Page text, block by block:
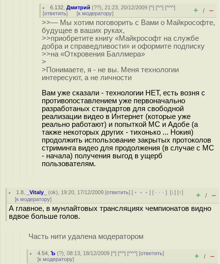
6.132 ,Дмитрий (??), 21:23, 20/12/2009 [^] [^^] [^^^]
[ответить] [к модератору] + / –
>>— Мы хотим поговорить с Вами о Майкрософте,
будущее в ваших руках,
>>приобретите книгу «Майкрософт на службе
добра и справедливости» и оформите подписку
>>на «Откровения Баллмера»
>
>Понимаете, я - не вы. Меня технологии
интересуют, а не личности
Вам уже сказали - технологии НЕТ, есть возня с
противопоставлением уже первоначально
разработаных стандартов для свободной
реализации видео в Интернет (которые уже
реально работают) и попыткой МС и Адобе (а
также некоторых других - тихонько ... Нокия)
продолжить использование закрытых протоколов
стриминга видео для продолжения (в случае с МС
- начала) получения выгод в ущерб
пользователям.
1.8 _Vitaly_ (ok), 19:20, 17/12/2009 [ответить] [ ﹢﹢﹢] [ · · ·][↓] [↑]
[к модератору] + / –
А главное, в мунлайтовых трансляциях чемпионатов видно
вдвое больше голов.
Часть нити удалена модератором
4.54 ,Ъ (?), 08:13, 18/12/2009 [^] [^^] [^^^] [ответить]
[к модератору] + / –